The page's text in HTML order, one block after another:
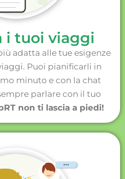
i tuoi viaggi
adatta alle tue esigenze
Puoi pianificarli in
minuto e con la chat
parlare con il tuo
non ti lascia a piedi!